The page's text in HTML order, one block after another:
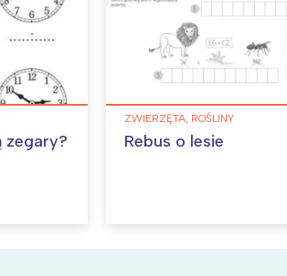
zegary?
ZWIERZĘTA, ROŚLINY
Rebus o lesie